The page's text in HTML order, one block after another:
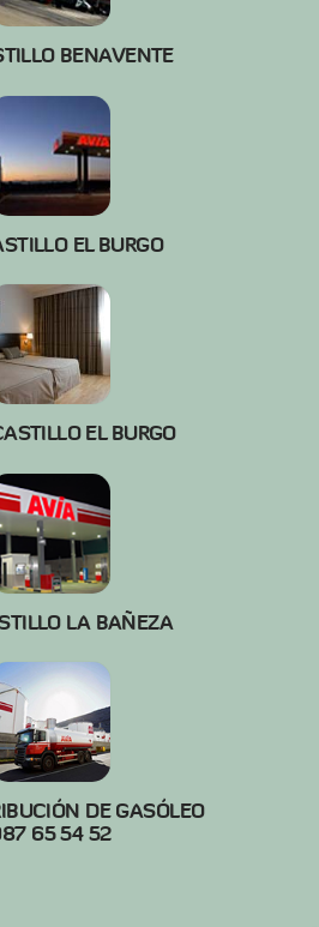
BENAVENTE
EL BURGO
EL BURGO
LA BAÑEZA
DE GASÓLEO
65 54 52